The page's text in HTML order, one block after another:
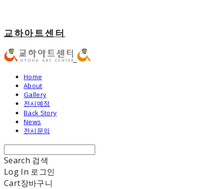
교하아트센터
Home
About
Gallery
전시예정
Back Story
News
전시문의
Search 검색
Log In 로그인
Cart장바구니